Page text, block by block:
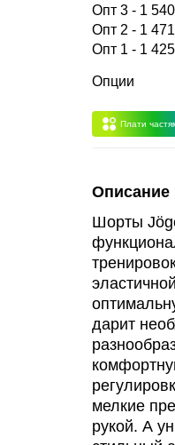
всех заказов за 6
всех заказов за 6
заказов за 6
Опт 3 - 1
Опт 2 - 1
Опт 1 - 1
Опции
Плати
Описание
Шорты
дарит
мелкие
рукой. А